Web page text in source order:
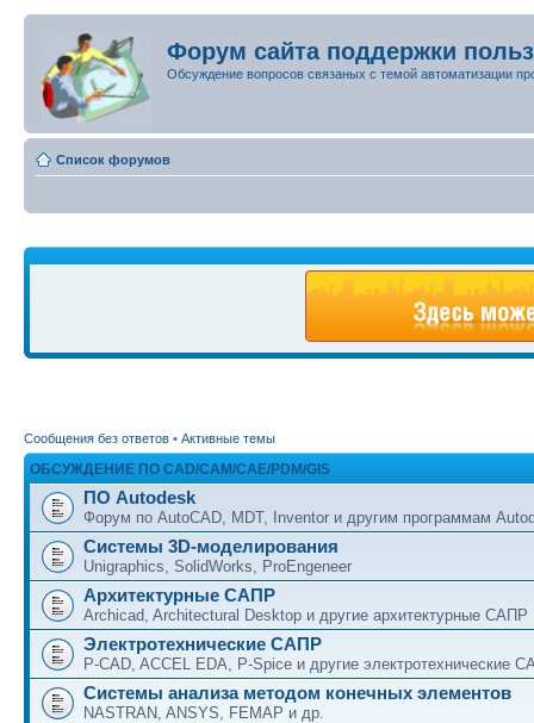
Форум сайта поддержки
Обсуждение вопросов связаных с темой автоматизации
Список форумов
Сообщения без ответов • Активные темы
ОБСУЖДЕНИЕ ПО CAD/CAM/CAE/PDM/GIS
ПО Autodesk
Форум по AutoCAD, MDT, Inventor и другим программам
Системы 3D-моделирования
Unigraphics, SolidWorks, ProEngeneer
Архитектурные САПР
Archicad, Architectural Desktop и другие архитектурные САПР
Электротехнические САПР
P-CAD, ACCEL EDA, P-Spice и другие электротехнические
Системы анализа методом конечных элементов
NASTRAN, ANSYS, FEMAP и др.